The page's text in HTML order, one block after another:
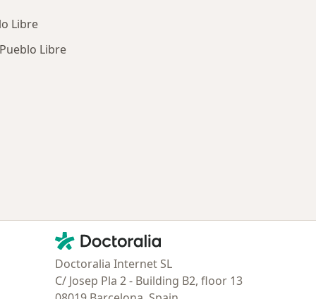
Libre
Libre
Contacto
Doctoralia - Página de inicio
Doctoralia Internet SL
C/ Josep Pla 2 - Building B2, floor 13